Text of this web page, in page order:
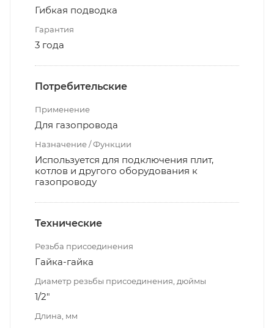
Гибкая подводка
Гарантия
3 года
Потребительские
Применение
Для газопровода
Назначение / Функции
Используется для подключения плит,
котлов и другого оборудования к
газопроводу
Технические
Резьба присоединения
Гайка-гайка
Диаметр резьбы присоединения, дюймы
1/2"
Длина, мм